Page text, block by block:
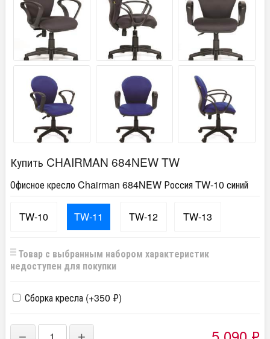
Купить CHAIRMAN 684NEW TW
Офисное кресло Chairman 684NEW Россия TW-10 синий
TW-10 TW-11 TW-12 TW-13
Товар с выбранным набором характеристик
недоступен для покупки
Сборка кресла (+350 ₽)